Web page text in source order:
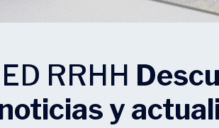
RRHH
y